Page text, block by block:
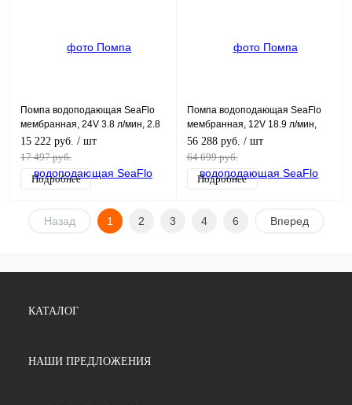
Помпа водоподающая SeaFlo
мембранная, 24V 3.8 л/мин, 2.8
BAR
15 222 руб. / шт
17 497 руб.
Подробнее
Помпа водоподающая SeaFlo
мембранная, 12V 18.9 л/мин,
4.2 BAR
56 288 руб. / шт
64 699 руб.
Подробнее
Назад 1 2 3 4 6 Вперед
КАТАЛОГ
НАШИ ПРЕДЛОЖЕНИЯ